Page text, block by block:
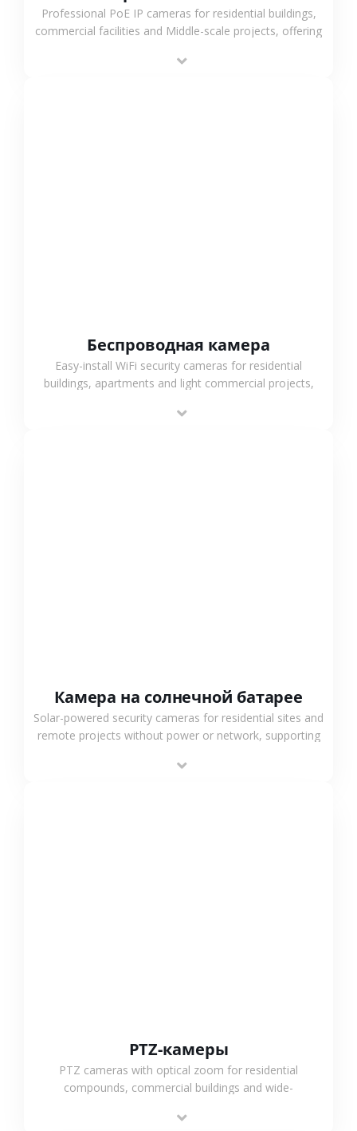
Professional PoE IP cameras for residential buildings,
commercial facilities and Middle-scale projects, offering
support.
Беспроводная камера
Easy-install WiFi security cameras for residential
buildings, apartments and light commercial projects,
surveillance solutions.
Камера на солнечной батарее
Solar-powered security cameras for residential sites and
remote projects without power or network, supporting
outdoor monitoring.
PTZ-камеры
PTZ cameras with optical zoom for residential
compounds, commercial buildings and wide-
monitoring and flexible coverage.